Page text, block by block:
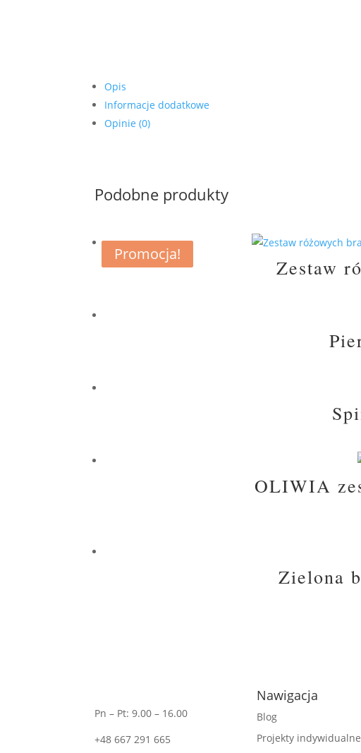
Opis
Informacje dodatkowe
Opinie (0)
Podobne produkty
Zestaw
Promocja!
OLIWIA
Promocja!
Zielona
Pn – Pt: 9.00 – 16.00
+48 667 291 665
Nawigacja
Blog
Projekty indywidualne